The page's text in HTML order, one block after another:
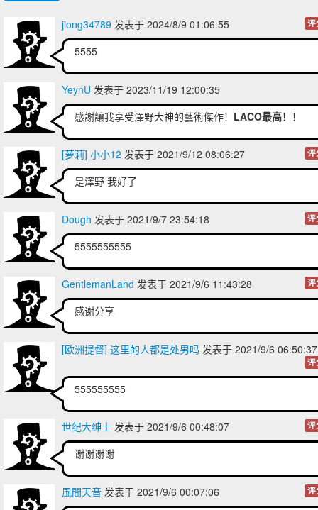
jiong34789 发表于 2024/8/9 01:06:55 评
5555
YeynU 发表于 2023/11/19 12:00:35
感謝讓我享受澤野大神的藝術傑作！ LACO最高！！
[萝莉] 小小12 发表于 2021/9/12 08:06:27 评
是澤野 我好了
Dough 发表于 2021/9/7 23:54:18 评
5555555555
GentlemanLand 发表于 2021/9/6 11:43:28 评
感谢分享
[欧洲提督] 这里的人都是处男吗 发表于 2021/9/6
评
555555555
世纪大绅士 发表于 2021/9/6 00:48:07 评
谢谢谢谢
風間天音 发表于 2021/9/6 00:07:06 评